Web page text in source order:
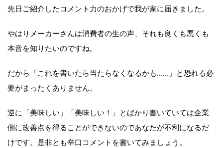
先日ご紹介したコメント力のおかげで我が家に届きました。
やはりメーカーさんは消費者の生の声、それも良くも悪くも
本音を知りたいのですね。
だから「これを書いたら当たらなくなるかも……」と恐れる必
要がまったくありません。
逆に「美味しい」「美味しい！」とばかり書いていては企業
側に改善点を得ることができないのであなたが不利になるだ
けです。是非とも辛口コメントを書いてみましょう。